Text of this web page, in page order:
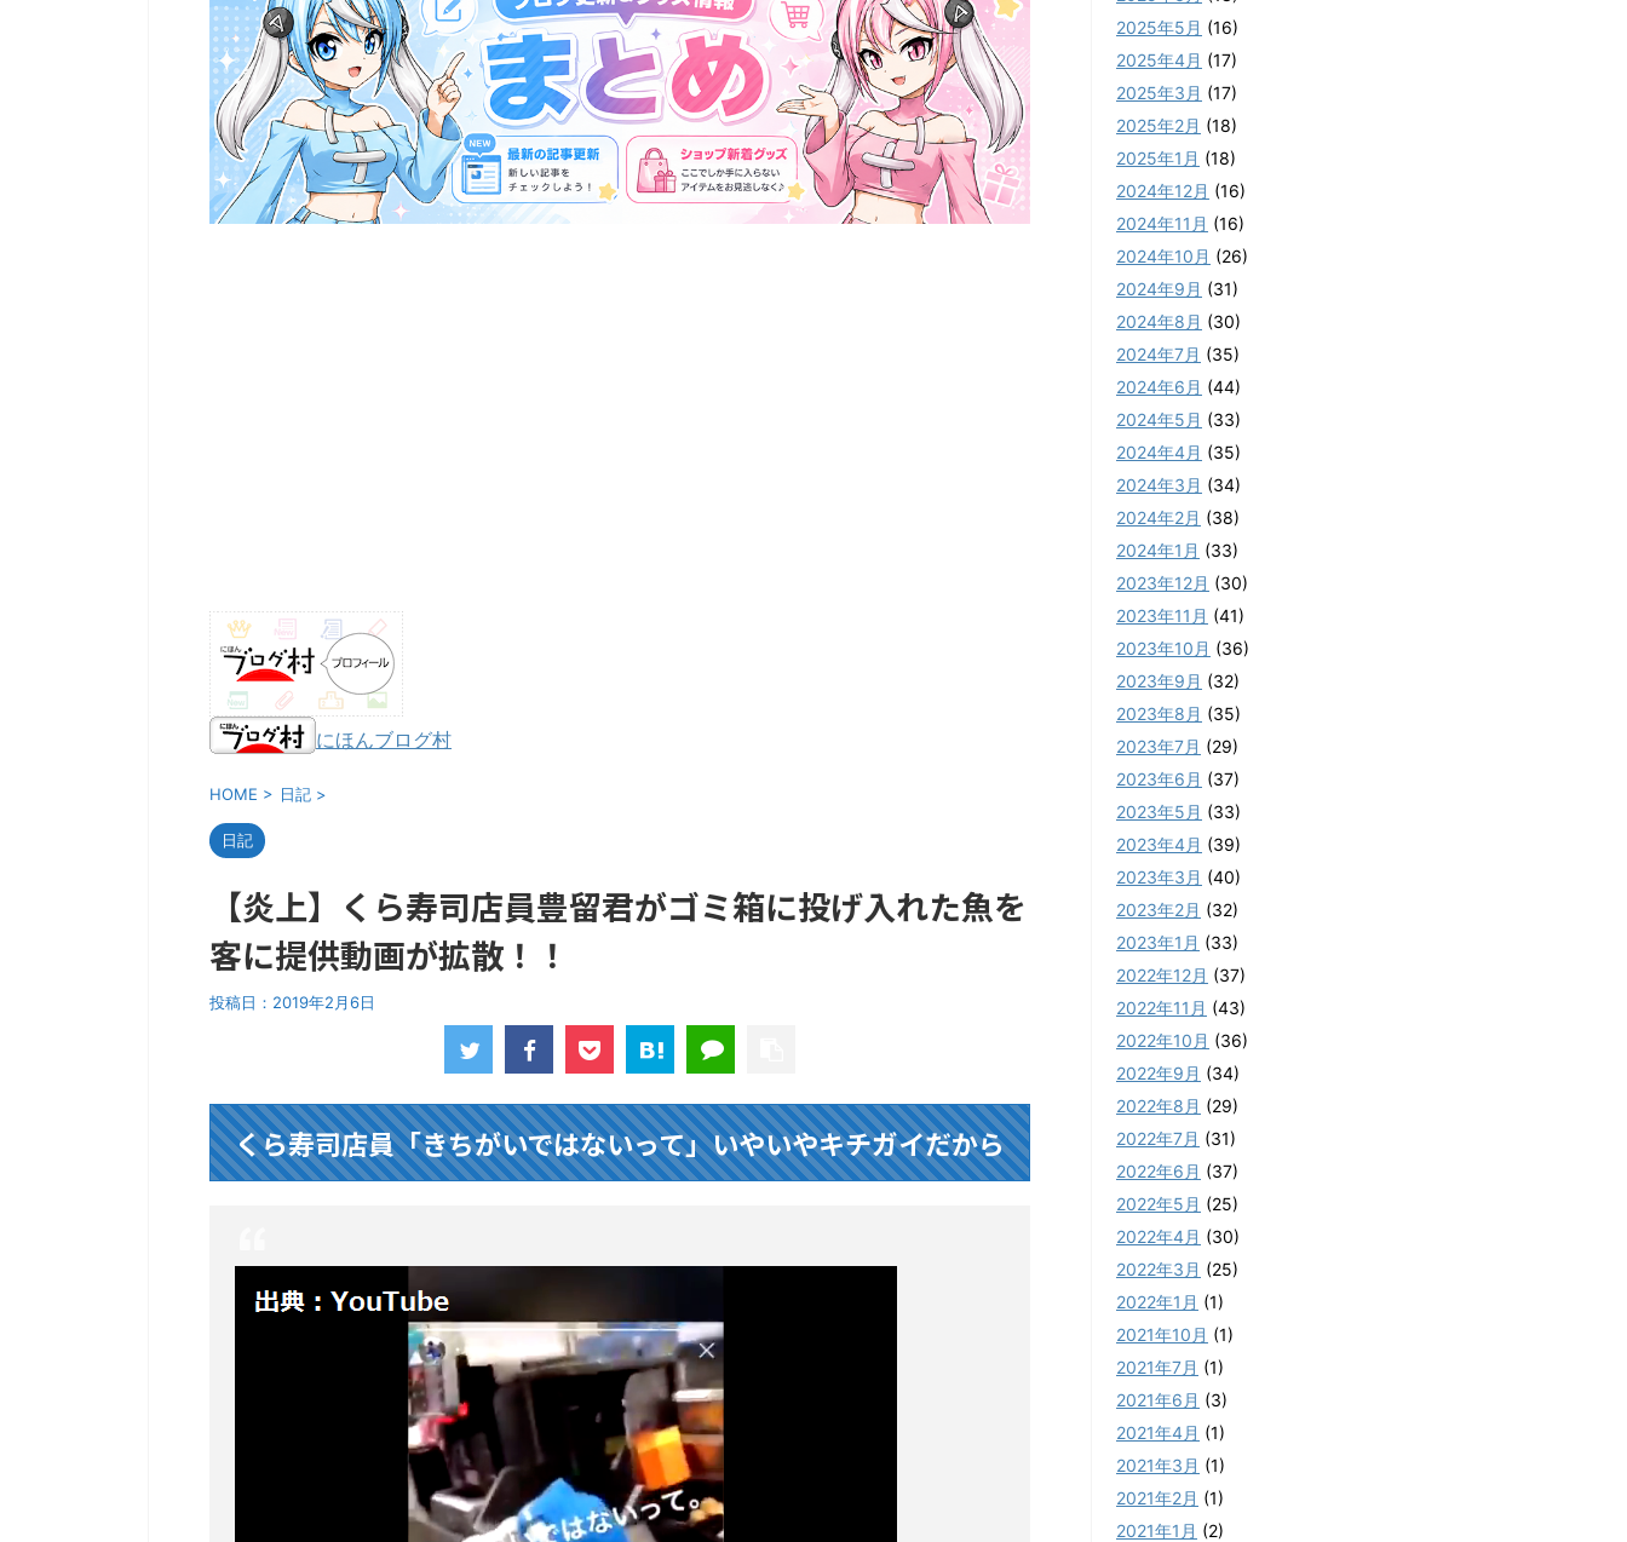
にほんブログ村
HOME > 日記 >
日記
【炎上】くら寿司店員豊留君がゴミ箱に投げ入れた魚を
客に提供動画が拡散！！
投稿日： 2019年2月6日
くら寿司店員「きちがいではないって」いやいやキチガイだから
2025年5月 (16)
2025年4月 (17)
2025年3月 (17)
2025年2月 (18)
2025年1月 (18)
2024年12月 (16)
2024年11月 (16)
2024年10月 (26)
2024年9月 (31)
2024年8月 (30)
2024年7月 (35)
2024年6月 (44)
2024年5月 (33)
2024年4月 (35)
2024年3月 (34)
2024年2月 (38)
2024年1月 (33)
2023年12月 (30)
2023年11月 (41)
2023年10月 (36)
2023年9月 (32)
2023年8月 (35)
2023年7月 (29)
2023年6月 (37)
2023年5月 (33)
2023年4月 (39)
2023年3月 (40)
2023年2月 (32)
2023年1月 (33)
2022年12月 (37)
2022年11月 (43)
2022年10月 (36)
2022年9月 (34)
2022年8月 (29)
2022年7月 (31)
2022年6月 (37)
2022年5月 (25)
2022年4月 (30)
2022年3月 (25)
2022年1月 (1)
2021年10月 (1)
2021年7月 (1)
2021年6月 (3)
2021年4月 (1)
2021年3月 (1)
2021年2月 (1)
2021年1月 (2)